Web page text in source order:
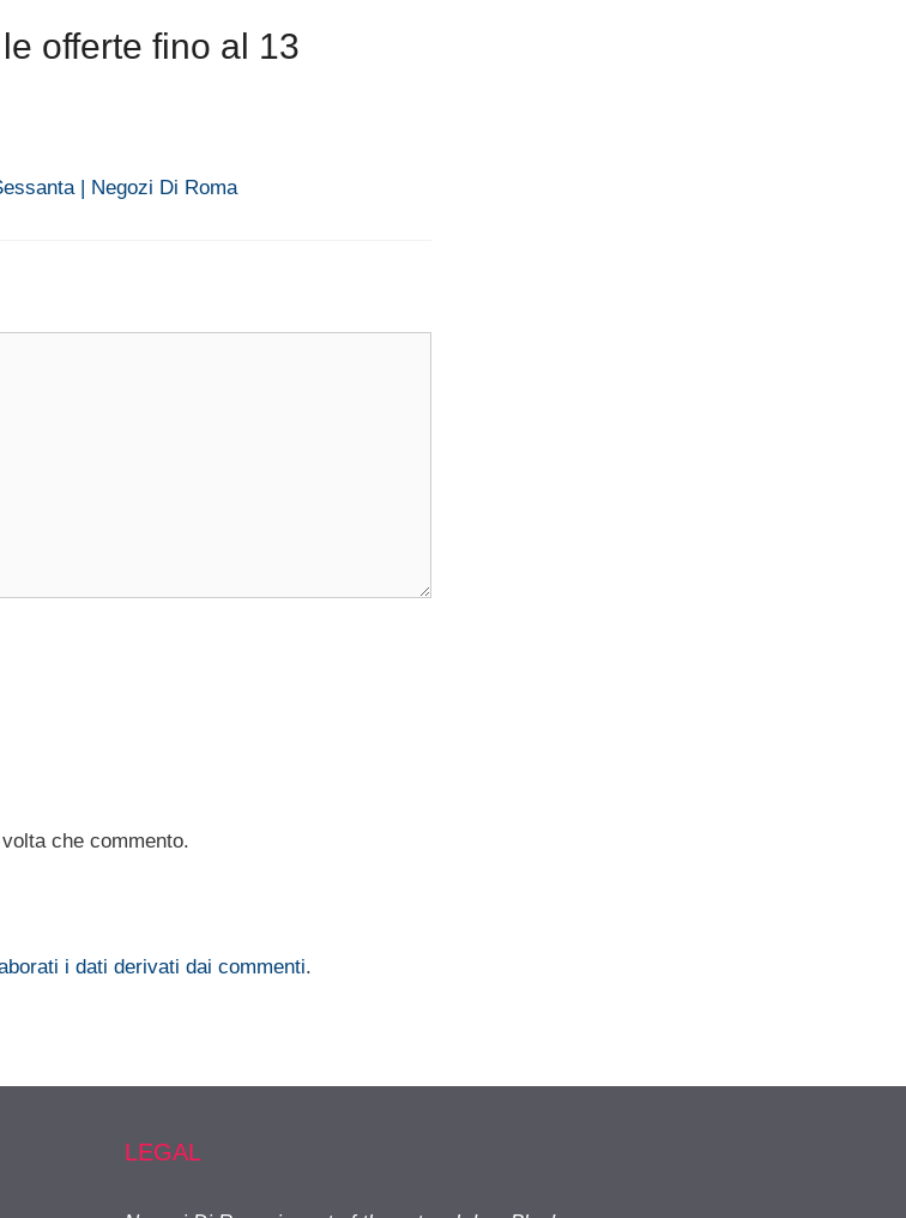
offerte fino al 13
| Negozi Di Roma
che commento.
i dati derivati dai commenti.
LEGAL